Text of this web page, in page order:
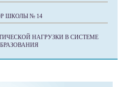
ШКОЛЫ № 14
НАГРУЗКИ В СИСТЕМЕ